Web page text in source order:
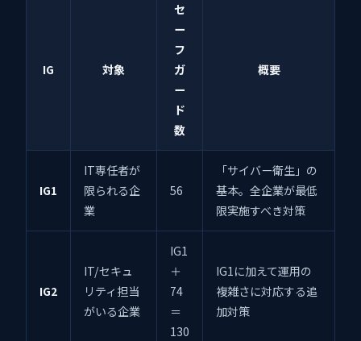
IG 対象
セ
ー
フ
ガ
ー
ド
数
概要
IG1
IT専任者が
限られる企
業
56
「サイバー衛生」の
基本。全企業が最低
限実施すべき対策
IG2
IT/セキュ
リティ担当
がいる企業
IG1
＋
74
＝
130
IG1に加えて運用の
複雑さに対応する追
加対策